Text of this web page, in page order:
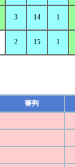
3 14 1
2 15 1
審判